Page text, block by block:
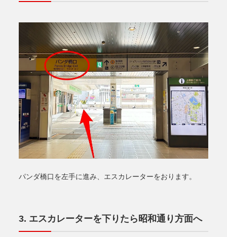
パンダ橋口を左手に進み、エスカレーターをおります。
エスカレーターを下りたら昭和通り方面へ